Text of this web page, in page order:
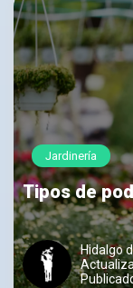
Jardinería
Tipos de
Hidalgo